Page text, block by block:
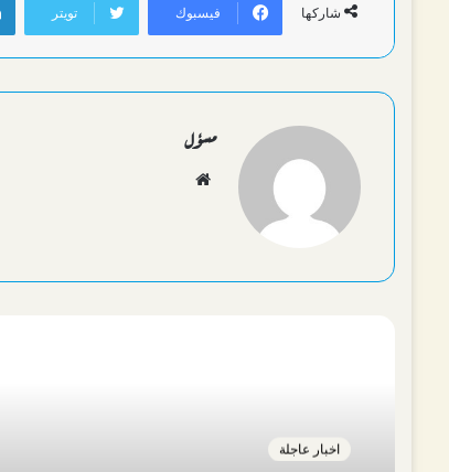
شاركها فيسبوك تويتر
مسؤل
موقع
اخبار عاجلة